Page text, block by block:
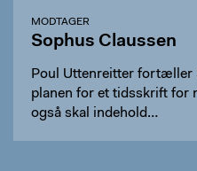
MODTAGER
Sophus Claussen
Poul Uttenreitter fortæller
planen for et tidsskrift for
også skal indehold…